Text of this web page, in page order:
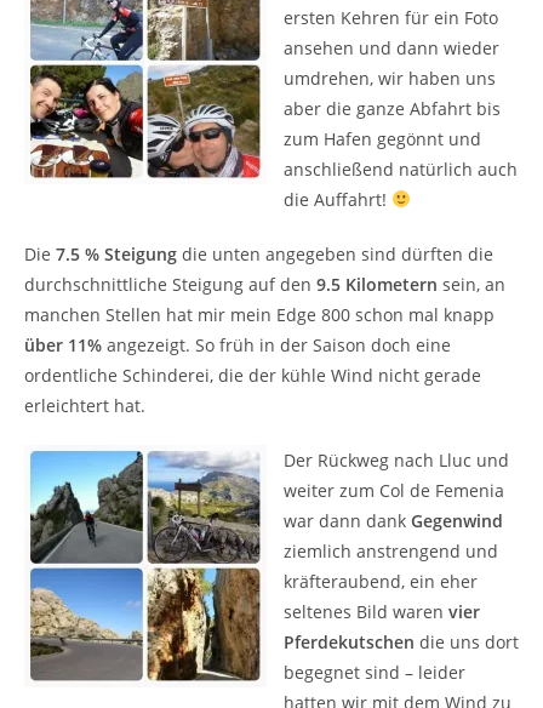
ersten Kehren für ein Foto
ansehen und dann wieder
umdrehen, wir haben uns
aber die ganze Abfahrt bis
zum Hafen gegönnt und
anschließend natürlich auch
die Auffahrt!
Die 7.5 % Steigung die unten angegeben sind dürften die
durchschnittliche Steigung auf den 9.5 Kilometern sein, an
manchen Stellen hat mir mein Edge 800 schon mal knapp
über 11% angezeigt. So früh in der Saison doch eine
ordentliche Schinderei, die der kühle Wind nicht gerade
erleichtert hat.
Der Rückweg nach Lluc und
weiter zum Col de Femenia
war dann dank Gegenwind
ziemlich anstrengend und
kräfteraubend, ein eher
seltenes Bild waren vier
Pferdekutschen die uns dort
begegnet sind – leider
hatten wir mit dem Wind zu